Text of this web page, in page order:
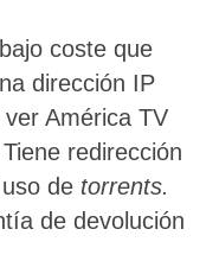
coste que
dirección IP
América TV
redirección
de torrents.
de devolución